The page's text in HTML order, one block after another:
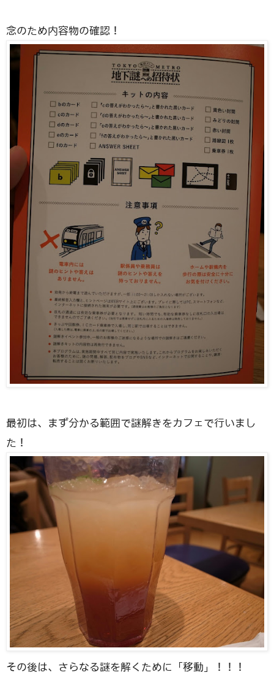
念のため内容物の確認！
最初は、まず分かる範囲で謎解きをカフェで行いまし
た！
その後は、さらなる謎を解くために「移動」！！！